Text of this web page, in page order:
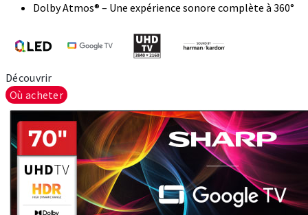
Dolby Atmos® – Une expérience sonore complète à 360°
Découvrir
Où acheter